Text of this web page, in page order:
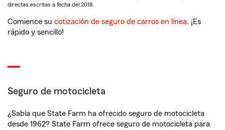
directas escritas a fecha del 2018.
Comience su cotización de seguro de carros en línea. ¡Es
rápido y sencillo!
Seguro de motocicleta
¿Sabía que State Farm ha ofrecido seguro de motocicleta
desde 1962? State Farm ofrece seguro de motocicleta para